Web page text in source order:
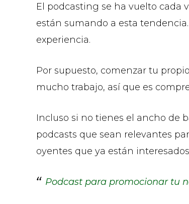
El podcasting se ha vuelto cada
están sumando a esta
experiencia.
Por supuesto, comenzar tu
mucho trabajo, así que es
Incluso si no tienes el ancho de
podcasts que sean relevantes
oyentes que ya están
Podcast para promocionar tu